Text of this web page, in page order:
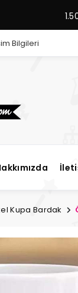
Bilgileri
Kupa Bardak